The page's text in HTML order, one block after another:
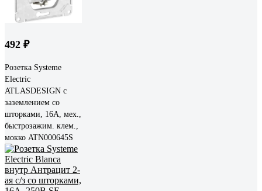
492 ₽
Розетка Systeme
Electric
ATLASDESIGN с
заземлением со
шторками, 16А, мех.,
быстрозажим. клем.,
мокко ATN000645S